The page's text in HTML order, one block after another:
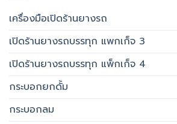
เครื่องมือเปิดร้านยางรถ
เปิดร้านยางรถบรรทุก แพกเก็จ 3
เปิดร้านยางรถบรรทุก แพ็กเก็จ 4
กระบอกยกดั้ม
กระบอกลม